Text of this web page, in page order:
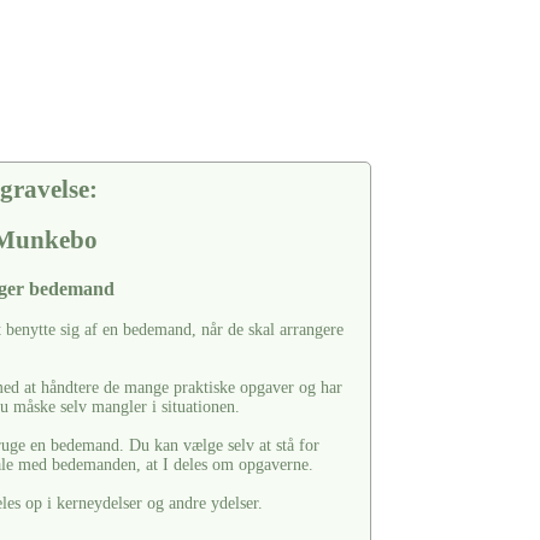
bedemand
sig af en bedemand, når de skal arrangere
at håndtere de mange praktiske opgaver og har
måske selv mangler i situationen.
en bedemand. Du kan vælge selv at stå for
med bedemanden, at I deles om opgaverne.
op i kerneydelser og andre ydelser.